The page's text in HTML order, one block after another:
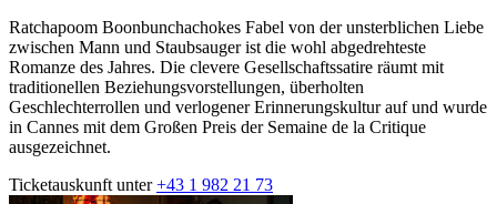
Ratchapoom Boonbunchachokes Fabel von der unsterblichen Liebe
zwischen Mann und Staubsauger ist die wohl abgedrehteste
Romanze des Jahres. Die clevere Gesellschaftssatire räumt mit
traditionellen Beziehungsvorstellungen, überholten
Geschlechterrollen und verlogener Erinnerungskultur auf und wurde
in Cannes mit dem Großen Preis der Semaine de la Critique
ausgezeichnet.
Ticketauskunft unter+43 1 982 21 73